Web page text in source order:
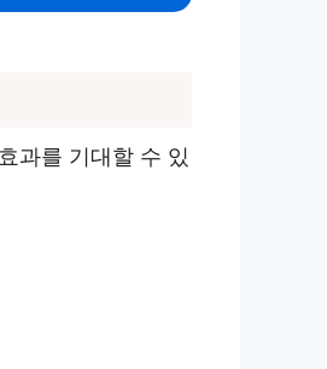
과를 기대할 수 있